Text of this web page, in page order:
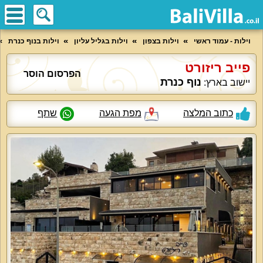
וילות - עמוד ראשי וילות בצפון וילות בגליל עליון וילות בנוף כנרת
פייב ריזורט
יישוב בארץ: נוף כנרת
הפרסום הוסר
כתוב המלצה מפת הגעה שתף